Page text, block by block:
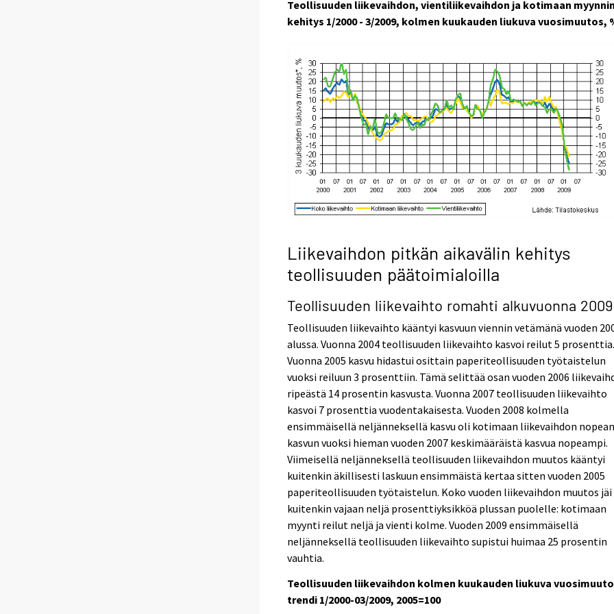
Teollisuuden liikevaihdon, vientiliikevaihdon ja kotimaan
kehitys 1/2000 - 3/2009, kolmen kuukauden liukuva vuosimuutos,
Liikevaihdon pitkän aikavälin kehitys
teollisuuden päätoimialoilla
Teollisuuden liikevaihto romahti alkuvuonna 2009
Teollisuuden liikevaihto kääntyi kasvuun viennin vetämänä vuoden
alussa. Vuonna 2004 teollisuuden liikevaihto kasvoi reilut 5
Vuonna 2005 kasvu hidastui osittain paperiteollisuuden työtaistelun
vuoksi reiluun 3 prosenttiin. Tämä selittää osan vuoden 2006
ripeästä 14 prosentin kasvusta. Vuonna 2007 teollisuuden liikevaihto
kasvoi 7 prosenttia vuodentakaisesta. Vuoden 2008 kolmella
ensimmäisellä neljänneksellä kasvu oli kotimaan liikevaihdon
kasvun vuoksi hieman vuoden 2007 keskimääräistä kasvua nopeampi.
Viimeisellä neljänneksellä teollisuuden liikevaihdon muutos kääntyi
kuitenkin äkillisesti laskuun ensimmäistä kertaa sitten vuoden 2005
paperiteollisuuden työtaistelun. Koko vuoden liikevaihdon muutos jäi
kuitenkin vajaan neljä prosenttiyksikköä plussan puolelle: kotimaan
myynti reilut neljä ja vienti kolme. Vuoden 2009 ensimmäisellä
neljänneksellä teollisuuden liikevaihto supistui huimaa 25 prosentin
vauhtia.
Teollisuuden liikevaihdon kolmen kuukauden liukuva
trendi 1/2000-03/2009, 2005=100